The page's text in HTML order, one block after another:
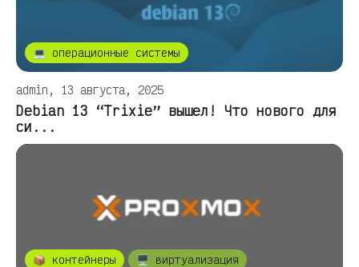
💻 операционные системы
admin, 13 августа, 2025
Debian 13 “Trixie” вышел! Что нового для
си...
📦 контейнеры 🖥️ виртуализация